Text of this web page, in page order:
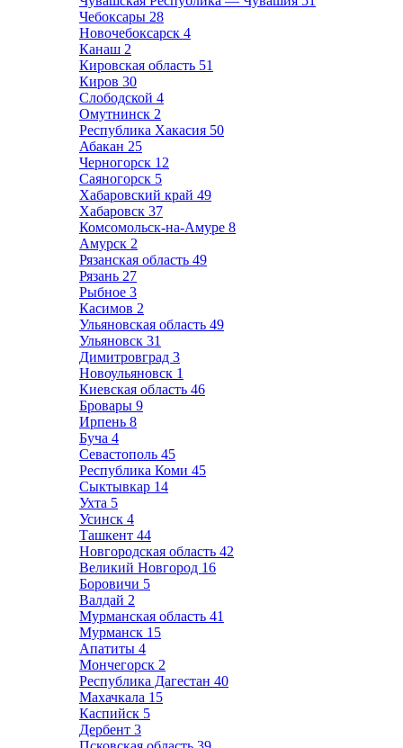
Чебоксары 28
Новочебоксарск 4
Канаш 2
Кировская область 51
Киров 30
Слободской 4
Омутнинск 2
Республика Хакасия 50
Абакан 25
Черногорск 12
Саяногорск 5
Хабаровский край 49
Хабаровск 37
Комсомольск-на-Амуре 8
Амурск 2
Рязанская область 49
Рязань 27
Рыбное 3
Касимов 2
Ульяновская область 49
Ульяновск 31
Димитровград 3
Новоульяновск 1
Киевская область 46
Бровары 9
Ирпень 8
Буча 4
Севастополь 45
Республика Коми 45
Сыктывкар 14
Ухта 5
Усинск 4
Ташкент 44
Новгородская область 42
Великий Новгород 16
Боровичи 5
Валдай 2
Мурманская область 41
Мурманск 15
Апатиты 4
Мончегорск 2
Республика Дагестан 40
Махачкала 15
Каспийск 5
Дербент 3